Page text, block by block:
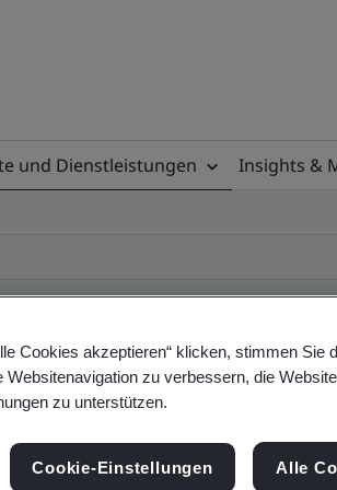
und Dienstleistungen Insights &
- Validation and
Cookies akzeptieren“ klicken, stimmen Sie
Websitenavigation zu verbessern, die
zu unterstützen.
Cookie-Einstellungen Alle